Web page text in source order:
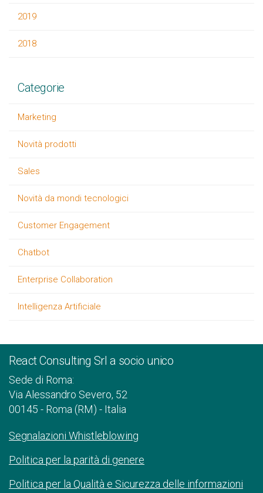
2019
2018
Categorie
Marketing
Novità prodotti
Sales
Novità da mondi tecnologici
Customer Engagement
Chatbot
Enterprise Collaboration
Intelligenza Artificiale
React Consulting Srl a socio unico
Sede di Roma:
Via Alessandro Severo, 52
00145 - Roma (RM) - Italia
Segnalazioni Whistleblowing
Politica per la parità di genere
Politica per la Qualità e Sicurezza delle informazioni